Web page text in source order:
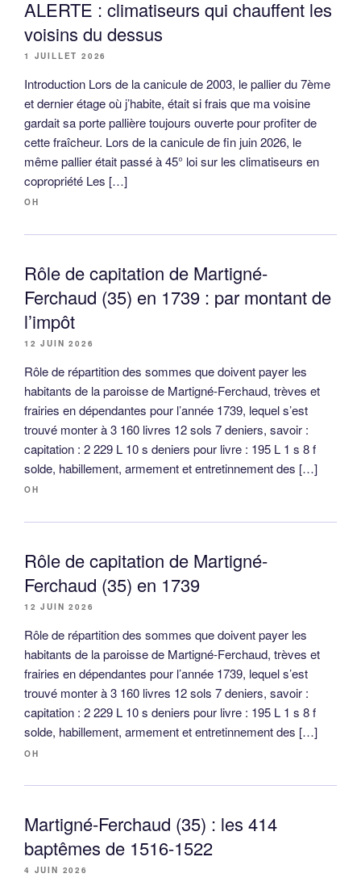
ALERTE : climatiseurs qui chauffent les
voisins du dessus
1 JUILLET 2026
Introduction Lors de la canicule de 2003, le pallier du 7ème
et dernier étage où j’habite, était si frais que ma voisine
gardait sa porte pallière toujours ouverte pour profiter de
cette fraîcheur. Lors de la canicule de fin juin 2026, le
même pallier était passé à 45° loi sur les climatiseurs en
copropriété Les […]
OH
Rôle de capitation de Martigné-
Ferchaud (35) en 1739 : par montant de
l’impôt
12 JUIN 2026
Rôle de répartition des sommes que doivent payer les
habitants de la paroisse de Martigné-Ferchaud, trèves et
frairies en dépendantes pour l’année 1739, lequel s’est
trouvé monter à 3 160 livres 12 sols 7 deniers, savoir :
capitation : 2 229 L 10 s deniers pour livre : 195 L 1 s 8 f
solde, habillement, armement et entretinnement des […]
OH
Rôle de capitation de Martigné-
Ferchaud (35) en 1739
12 JUIN 2026
Rôle de répartition des sommes que doivent payer les
habitants de la paroisse de Martigné-Ferchaud, trèves et
frairies en dépendantes pour l’année 1739, lequel s’est
trouvé monter à 3 160 livres 12 sols 7 deniers, savoir :
capitation : 2 229 L 10 s deniers pour livre : 195 L 1 s 8 f
solde, habillement, armement et entretinnement des […]
OH
Martigné-Ferchaud (35) : les 414
baptêmes de 1516-1522
4 JUIN 2026